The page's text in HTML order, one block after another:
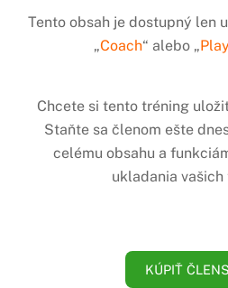
Tento obsah je dostupný len
„Coach“ alebo „
Chcete si tento tréning
Staňte sa členom ešte
celému obsahu a
ukladania vašich
KÚPIŤ